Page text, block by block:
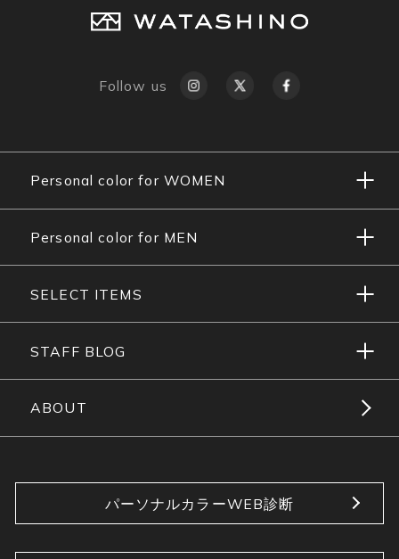
Follow us
Personal color for WOMEN
Personal color for MEN
SELECT ITEMS
STAFF BLOG
ABOUT
パーソナルカラーWEB診断